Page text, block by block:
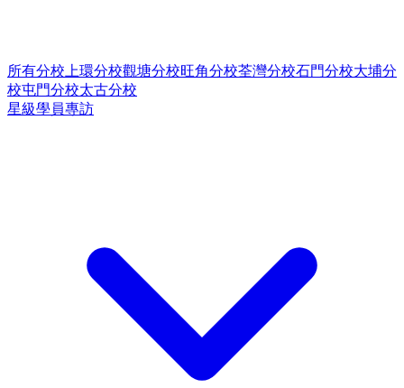
所有分校 上環分校觀塘分校旺角分校荃灣分校石門分校大埔分
校屯門分校太古分校
星級學員專訪